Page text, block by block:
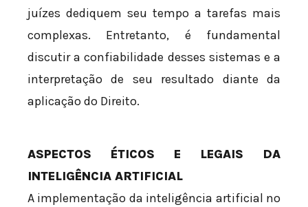
juízes dediquem seu tempo a tarefas mais
complexas. Entretanto, é fundamental
discutir a confiabilidade desses sistemas e a
interpretação de seu resultado diante da
aplicação do Direito.
ASPECTOS ÉTICOS E LEGAIS DA
INTELIGÊNCIA ARTIFICIAL
A implementação da inteligência artificial no